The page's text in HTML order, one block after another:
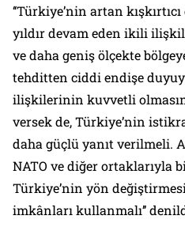
‘‘Türkiye’nin artan
yıldır devam eden ikili
ve daha geniş ölçekte
tehditten ciddi endişe
ilişkilerinin kuvvetli
versek de, Türkiye’nin
daha güçlü yanıt verilmeli.
NATO ve diğer ortaklarıyla
Türkiye’nin yön
imkânları kullanmalı’’